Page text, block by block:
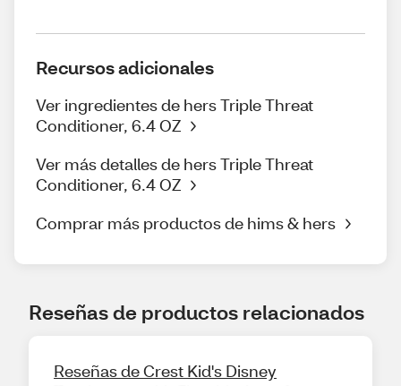
Recursos adicionales
Ver ingredientes de hers Triple Threat
Conditioner, 6.4 OZ
Ver más detalles de hers Triple Threat
Conditioner, 6.4 OZ
Comprar más productos de hims & hers
Reseñas de productos relacionados
Reseñas de Crest Kid's Disney